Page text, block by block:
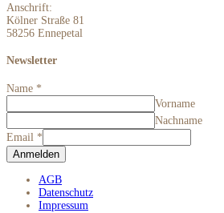
Anschrift:
Kölner Straße 81
58256 Ennepetal
Newsletter
Name *
Vorname
Nachname
Email *
Anmelden
AGB
Datenschutz
Impressum